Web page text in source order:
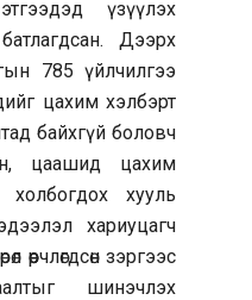
үзүүлэх
Дээрх
785 үйлчилгээ
цахим хэлбэрт
байхгүй боловч
цаашид цахим
хууль
хариуцагч
өөрчлөгдсөн зэргээс
шинэчлэх